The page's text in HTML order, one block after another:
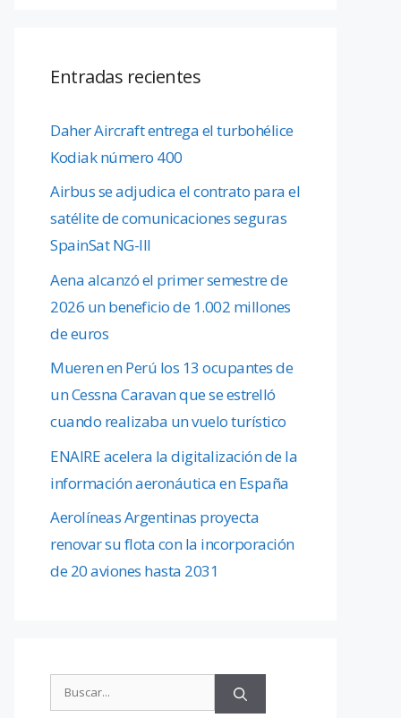
Entradas recientes
Daher Aircraft entrega el turbohélice
Kodiak número 400
Airbus se adjudica el contrato para el
satélite de comunicaciones seguras
SpainSat NG-III
Aena alcanzó el primer semestre de
2026 un beneficio de 1.002 millones
de euros
Mueren en Perú los 13 ocupantes de
un Cessna Caravan que se estrelló
cuando realizaba un vuelo turístico
ENAIRE acelera la digitalización de la
información aeronáutica en España
Aerolíneas Argentinas proyecta
renovar su flota con la incorporación
de 20 aviones hasta 2031